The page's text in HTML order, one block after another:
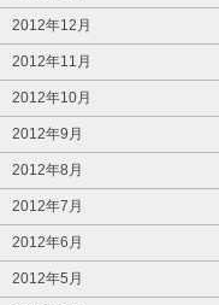
2012年12月
2012年11月
2012年10月
2012年9月
2012年8月
2012年7月
2012年6月
2012年5月